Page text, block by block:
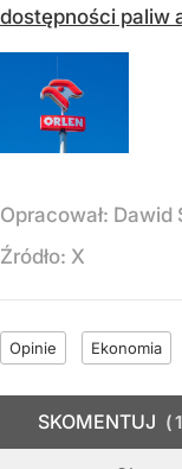
dostępności paliw
Opracował: Dawid
Źródło: X
Opinie Ekonomia
SKOMENTUJ